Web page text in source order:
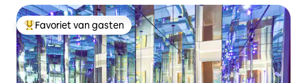
Topfavoriet van gasten
Favoriet van gasten